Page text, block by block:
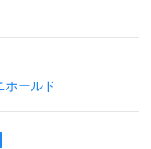
ホールド